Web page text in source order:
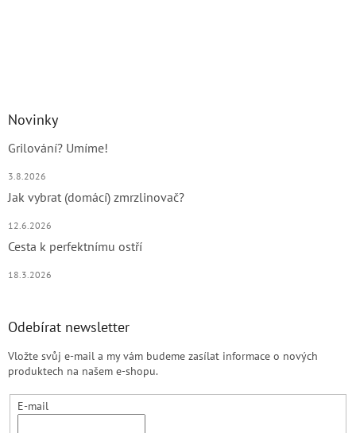
Novinky
Grilování? Umíme!
3.8.2026
Jak vybrat (domácí) zmrzlinovač?
12.6.2026
Cesta k perfektnímu ostří
18.3.2026
Odebírat newsletter
Vložte svůj e-mail a my vám budeme zasílat informace o nových
produktech na našem e-shopu.
E-mail